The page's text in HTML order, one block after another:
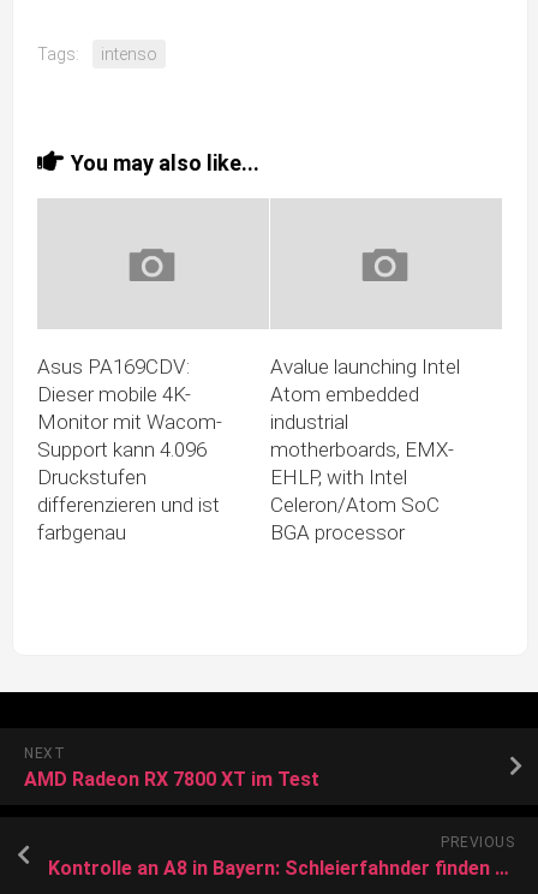
Tags: intenso
You may also like...
Asus PA169CDV:
Dieser mobile 4K-
Monitor mit Wacom-
Support kann 4.096
Druckstufen
differenzieren und ist
farbgenau
Avalue launching Intel
Atom embedded
industrial
motherboards, EMX-
EHLP, with Intel
Celeron/Atom SoC
BGA processor
NEXT
AMD Radeon RX 7800 XT im Test
PREVIOUS
Kontrolle an A8 in Bayern: Schleierfahnder finden bei Fahrzeugkontrolle Heroin und Kokain